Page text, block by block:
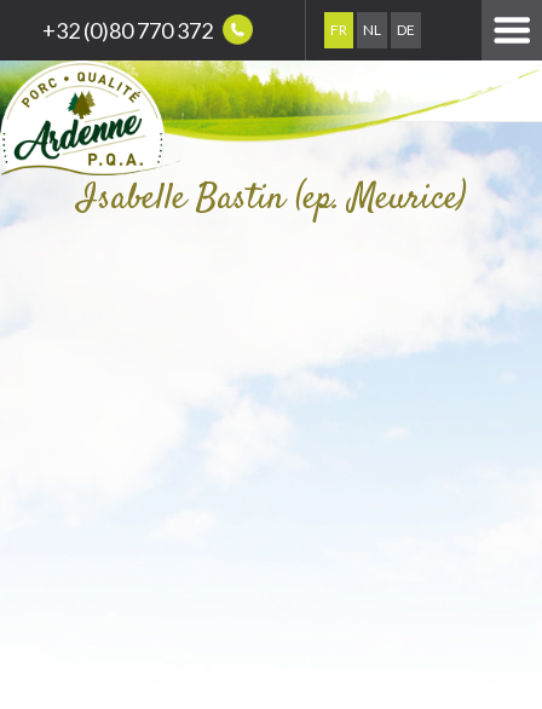
+32 (0)80 770 372 FR NL DE
Isabelle Bastin (ep. Meurice)